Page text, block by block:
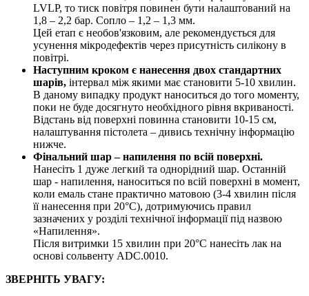
LVLP, то тиск повітря повинен бути налаштований на
1,8 – 2,2 бар. Сопло – 1,2 – 1,3 мм.
Цей етап є необов'язковим, але рекомендується для
усунення мікродефектів через присутність силікону в
повітрі.
Наступним кроком є нанесення двох стандартних
шарів, інтервал між якими має становити 5-10 хвилин.
В даному випадку продукт наноситься до того моменту,
поки не буде досягнуто необхідного рівня вкриваності.
Відстань від поверхні повинна становити 10-15 см,
налаштування пістолета – дивись технічну інформацію
нижче.
Фінальний шар – напилення по всій поверхні.
Нанесіть 1 дуже легкий та однорідний шар. Останній
шар - напилення, наноситься по всій поверхні в момент,
коли емаль стане практично матовою (3-4 хвилин після
її нанесення при 20°C), дотримуючись правил
зазначених у розділі технічної інформації під назвою
«Напилення».
Після витримки 15 хвилин при 20°C нанесіть лак на
основі сольвенту ADC.0010.
ЗВЕРНІТЬ УВАГУ: